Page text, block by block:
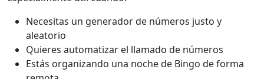
Necesitas un generador de números justo y
aleatorio
Quieres automatizar el llamado de números
Estás organizando una noche de Bingo de forma